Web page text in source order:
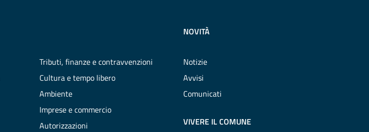
Tributi, finanze e contravvenzioni
Cultura e tempo libero
Ambiente
Imprese e commercio
Autorizzazioni
NOVITÀ
Notizie
Avvisi
Comunicati
VIVERE IL COMUNE